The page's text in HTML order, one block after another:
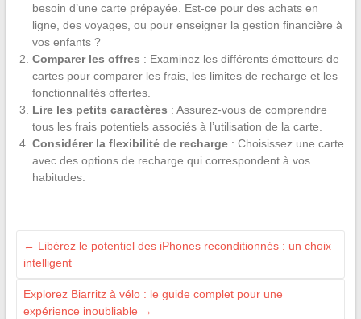
besoin d’une carte prépayée. Est-ce pour des achats en
ligne, des voyages, ou pour enseigner la gestion financière à
vos enfants ?
Comparer les offres : Examinez les différents émetteurs de
cartes pour comparer les frais, les limites de recharge et les
fonctionnalités offertes.
Lire les petits caractères : Assurez-vous de comprendre
tous les frais potentiels associés à l’utilisation de la carte.
Considérer la flexibilité de recharge: Choisissez une carte
avec des options de recharge qui correspondent à vos
habitudes.
← Libérez le potentiel des iPhones reconditionnés : un choix
intelligent
Explorez Biarritz à vélo : le guide complet pour une
expérience inoubliable →